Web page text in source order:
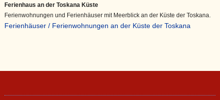
Ferienhaus an der Toskana Küste
Ferienwohnungen und Ferienhäuser mit Meerblick an der Küste der Toskana.
Ferienhäuser / Ferienwohnungen an der Küste der Toskana